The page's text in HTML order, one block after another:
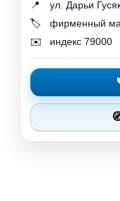
📍
ул. Дарьи
🏷️
фирменный
✉️
индекс 79000